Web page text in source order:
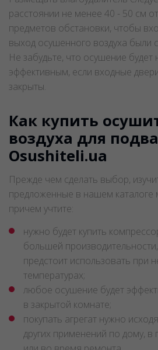
расстоянии не менее 40 - 50 см
предметов обстановки, чтобы
выход осушенного воздуха были
Не забудьте, что осушение будет
эффективным, если входные
закрыты.
Как купить
воздуха для
Osushiteli.ua
Прежде чем сделать выбор,
предложенные в нашем каталоге
причем учтите:
нужно будет купить
большей
предстоит использовать при
температурах;
любое осушение будет
в закрытой комнате;
покупать агрегат нужно
других применений по дому, в